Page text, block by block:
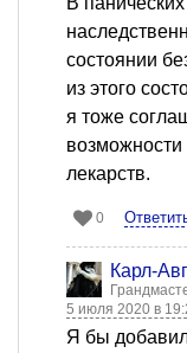
состоянии
из этого
я тоже
лекарств.
0
Карл-
5 июля 2020 в
Я бы